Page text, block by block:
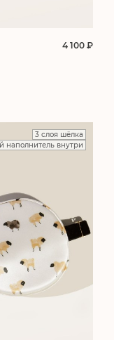
4 100 ₽
3 слоя шёлка
наполнитель внутри